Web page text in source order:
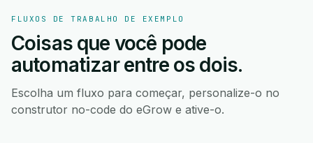
FLUXOS DE TRABALHO DE EXEMPLO
Coisas que você pode
automatizar entre os dois.
Escolha um fluxo para começar, personalize-o no
construtor no-code do eGrow e ative-o.